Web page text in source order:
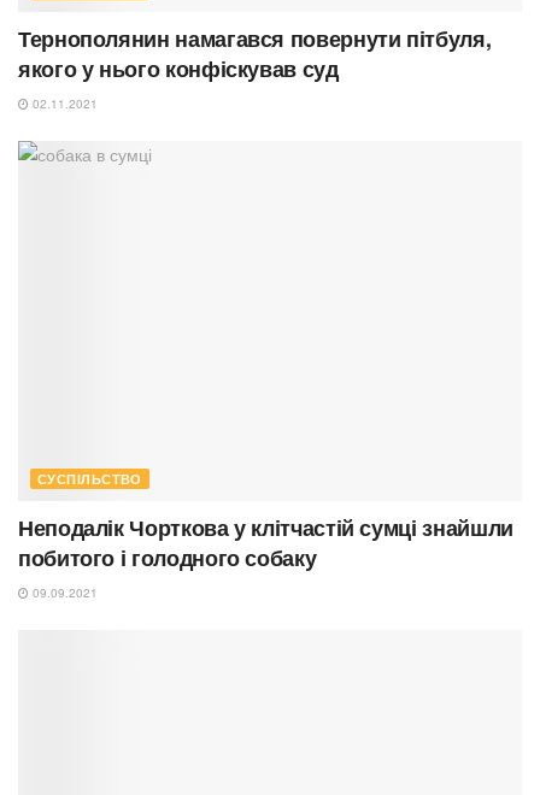
Тернополянин намагався повернути пітбуля,
якого у нього конфіскував суд
02.11.2021
СУСПІЛЬСТВО
Неподалік Чорткова у клітчастій сумці знайшли
побитого і голодного собаку
09.09.2021